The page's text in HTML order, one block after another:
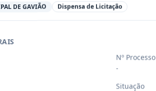
para aquisição de gêneros alimentício
habitacionais no município de Gavi
DE GAVIÃO Dispensa de Licitação
Nº Processo
-
Situação